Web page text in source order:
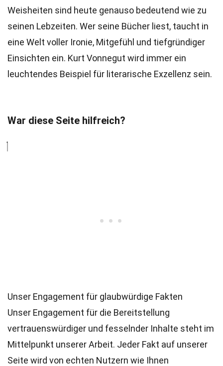
Weisheiten sind heute genauso bedeutend wie zu
seinen Lebzeiten. Wer seine Bücher liest, taucht in
eine Welt voller Ironie, Mitgefühl und tiefgründiger
Einsichten ein. Kurt Vonnegut wird immer ein
leuchtendes Beispiel für literarische Exzellenz sein.
War diese Seite hilfreich?
Unser Engagement für glaubwürdige Fakten
Unser Engagement für die Bereitstellung
vertrauenswürdiger und fesselnder Inhalte steht im
Mittelpunkt unserer Arbeit. Jeder Fakt auf unserer
Seite wird von echten Nutzern wie Ihnen